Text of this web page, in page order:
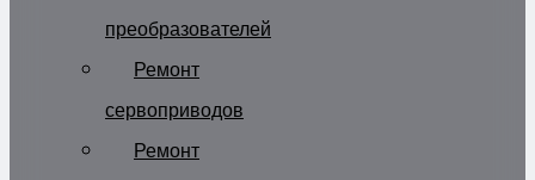
преобразователей
Ремонт
сервоприводов
Ремонт